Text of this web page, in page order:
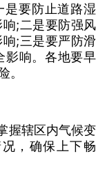
要防止道路湿
;二是要防强风
;三是要严防滑
影响。各地要早
。
握辖区内气候变
，确保上下畅